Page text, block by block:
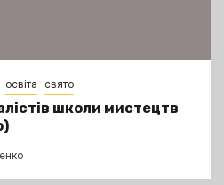
освіта свято
школи мистецтв